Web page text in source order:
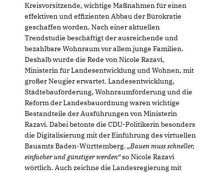
Kreisvorsitzende, wichtige Maßnahmen für einen
effektiven und effizienten Abbau der Bürokratie
geschaffen worden. Nach einer aktuellen
Trendstudie beschäftigt der ausreichende und
bezahlbare Wohnraum vor allem junge Familien.
Deshalb wurde die Rede von Nicole Razavi,
Ministerin für Landesentwicklung und Wohnen, mit
großer Neugier erwartet. Landesentwicklung,
Städtebauförderung, Wohnraumförderung und die
Reform der Landesbauordnung waren wichtige
Bestandteile der Ausführungen von Ministerin
Razavi. Dabei betonte die CDU-Politikerin besonders
die Digitalisierung mit der Einführung des virtuellen
Bauamts Baden-Württemberg. Bauen muss schneller,
einfacher und günstiger werden“so Nicole Razavi
wörtlich. Auch zeichne die Landesregierung mit